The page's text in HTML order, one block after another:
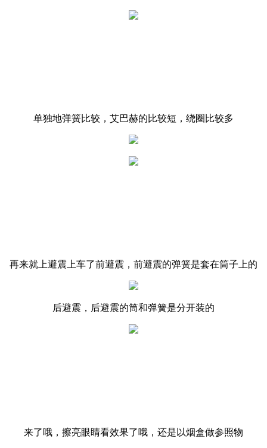
单独地弹簧比较，艾巴赫的比较短，绕圈比较多
再来就上避震上车了前避震，前避震的弹簧是套在筒子上的
后避震，后避震的筒和弹簧是分开装的
来了哦，擦亮眼睛看效果了哦，还是以烟盒做参照物